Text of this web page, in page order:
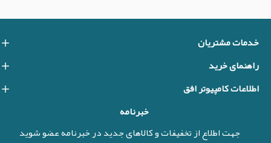
خدمات مشتریان
راهنمای خرید
اطلاعات کامپیوتر افق
خبرنامه
جهت اطلاع از تخفیفات و کالاهای جدید در خبرنامه عضو شوید